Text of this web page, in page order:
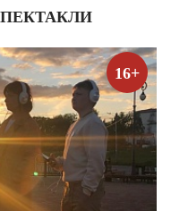
16+